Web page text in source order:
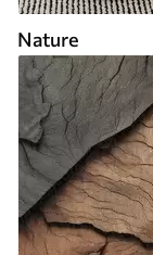
Nature